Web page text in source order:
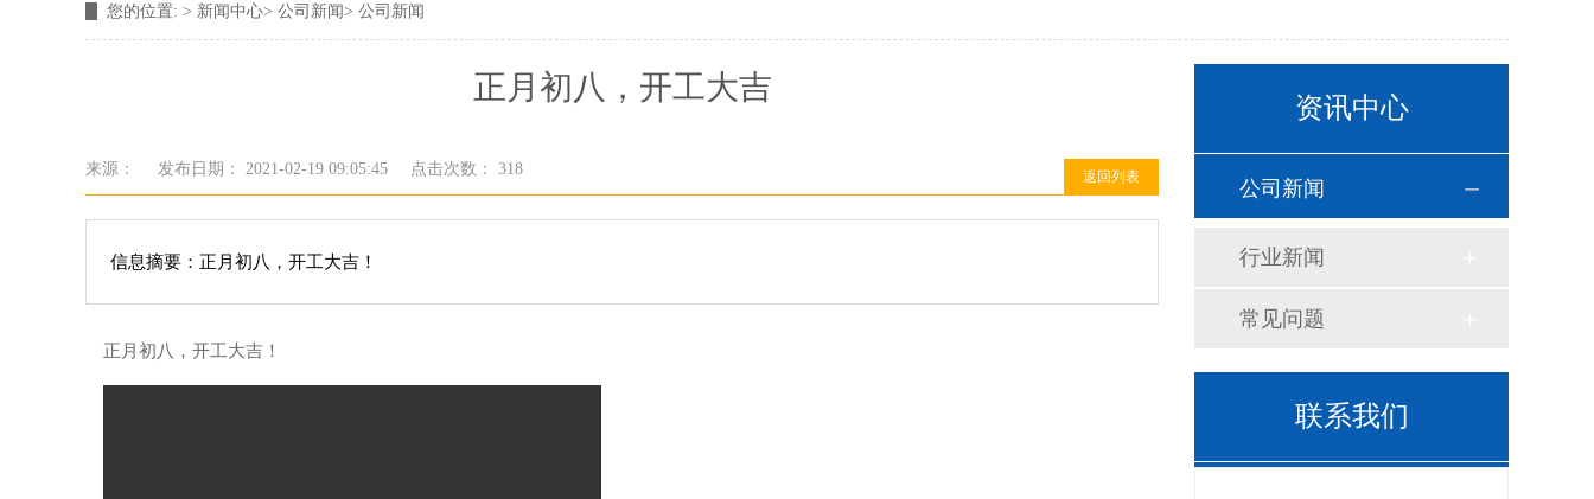
您的位置: > 新闻中心> 公司新闻> 公司新闻
正月初八，开工大吉
返回列表
来源： 发布日期： 2021-02-19 09:05:45 点击次数： 318
信息摘要：正月初八，开工大吉！
正月初八，开工大吉！
资讯中心
公司新闻
行业新闻
常见问题
联系我们